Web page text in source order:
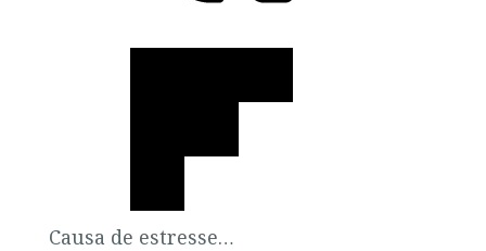
Causa de estresse…